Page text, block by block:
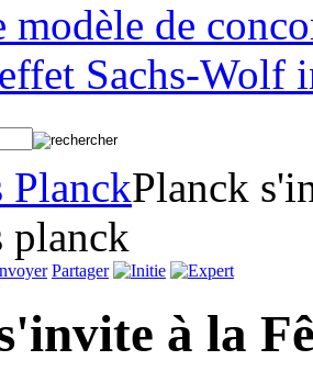
modèle de
Sachs-Wolf
PlanckPlanck
planck
Partager
à la